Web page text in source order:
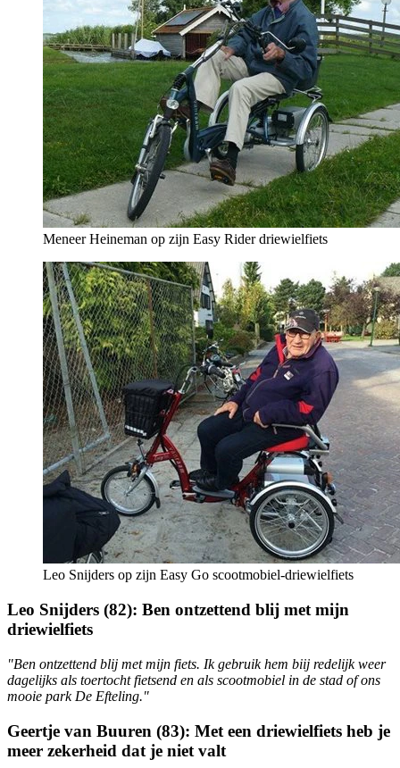
Meneer Heineman op zijn Easy Rider driewielfiets
Leo Snijders op zijn Easy Go scootmobiel-driewielfiets
Leo Snijders (82): Ben ontzettend blij met mijn
driewielfiets
"Ben ontzettend blij met mijn fiets. Ik gebruik hem biij redelijk weer
dagelijks als toertocht fietsend en als scootmobiel in de stad of ons
mooie park De Efteling."
Geertje van Buuren (83): Met een driewielfiets heb je
meer zekerheid dat je niet valt